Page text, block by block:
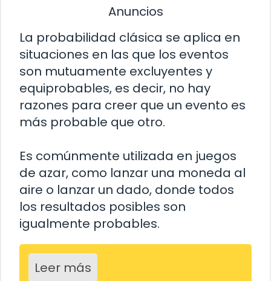
Anuncios
La probabilidad clásica se aplica en
situaciones en las que los eventos
son mutuamente excluyentes y
equiprobables, es decir, no hay
razones para creer que un evento es
más probable que otro.
Es comúnmente utilizada en juegos
de azar, como lanzar una moneda al
aire o lanzar un dado, donde todos
los resultados posibles son
igualmente probables.
Leer más